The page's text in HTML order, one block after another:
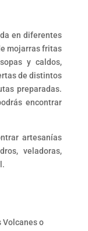
en diferentes
mojarras fritas
y caldos,
de distintos
preparadas.
encontrar
artesanías
veladoras,
Volcanes o